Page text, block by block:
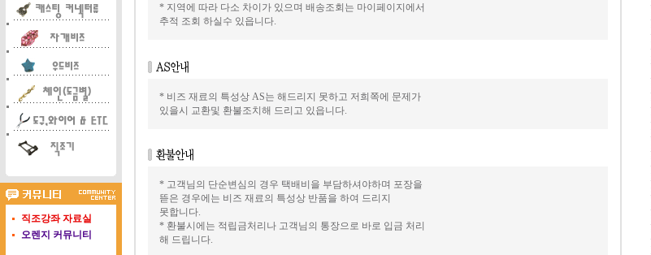
직조강좌 자료실
오렌지 커뮤니티
* 지역에 따라 다소 차이가 있으며 배송조회는 마이페이지에서
추적 조회 하실수 있읍니다.
* 비즈 재료의 특성상 AS는 해드리지 못하고 저희쪽에 문제가
있을시 교환및 환불조치해 드리고 있읍니다.
* 고객님의 단순변심의 경우 택배비을 부담하셔야하며 포장을
뜯은 경우에는 비즈 재료의 특성상 반품을 하여 드리지
못합니다.
* 환불시에는 적립금처리나 고객님의 통장으로 바로 입금 처리
해 드립니다.